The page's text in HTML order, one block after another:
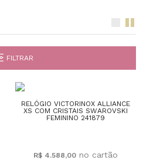
FILTRAR
RELÓGIO VICTORINOX ALLIANCE
XS COM CRISTAIS SWAROVSKI
FEMININO 241879
R$ 4.588,00